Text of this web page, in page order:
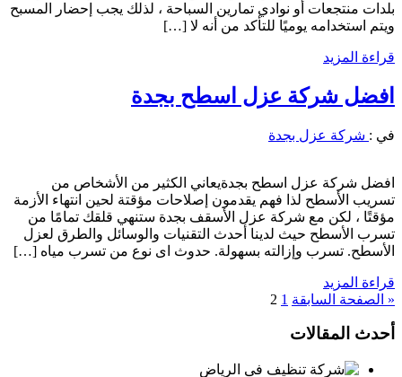
بلدات منتجعات أو نوادي تمارين السباحة ، لذلك يجب إحضار المسبح
ويتم استخدامه يوميًا للتأكد من أنه لا […]
قراءة المزيد
افضل شركة عزل اسطح بجدة
في : شركة عزل بجدة
افضل شركة عزل اسطح بجدةيعاني الكثير من الأشخاص من
تسريب الأسطح لذا فهم يقدمون إصلاحات مؤقتة لحين انتهاء الأزمة
مؤقتًا ، لكن مع شركة عزل الأسقف بجدة ستنهي قلقك تمامًا من
تسرب الأسطح حيث لدينا أحدث التقنيات والوسائل والطرق لعزل
الأسطح. تسرب وإزالته بسهولة. حدوث اى نوع من تسرب مياه […]
قراءة المزيد
« الصفحة السابقة 1
2
أحدث المقالات